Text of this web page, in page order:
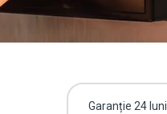
Garanție 24 luni